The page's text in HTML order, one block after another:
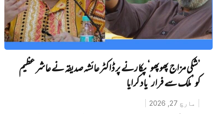
’شکی مزاج پھوپھو‘ پکارنے پر ڈاکٹر عائشہ صدیقہ نے عاشر عظیم
کو ’ملک سے فرار‘ یاد کرایا
مارچ 27, 2026